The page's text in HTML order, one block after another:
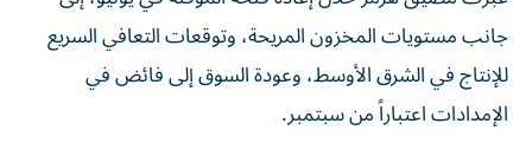
جانب مستويات المخزون المريحة، وتوقعات التعافي السريع
للإنتاج في الشرق الأوسط، وعودة السوق إلى فائض في
الإمدادات اعتباراً من سبتمبر.